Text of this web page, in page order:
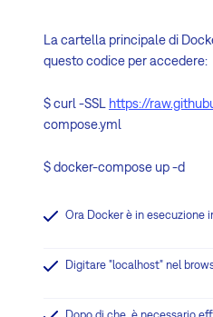
La cartella principale di
questo codice per accedere:
$ curl -SSL https://
compose.yml
$ docker-compose up -d
Ora Docker è in esecuzione
Digitare "localhost" nel